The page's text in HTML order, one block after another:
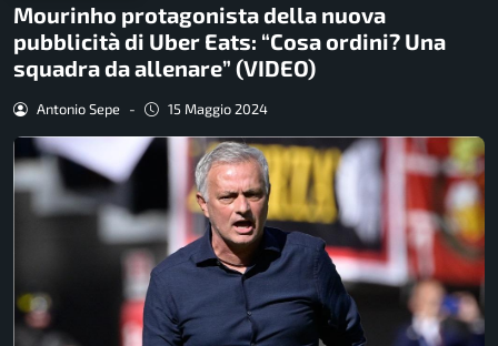
Mourinho protagonista della nuova
pubblicità di Uber Eats: “Cosa ordini? Una
squadra da allenare” (VIDEO)
Antonio Sepe - 15 Maggio 2024